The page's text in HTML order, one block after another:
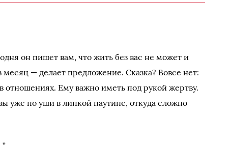
он пишет вам, что жить без вас не может и
— делает предложение. Сказка? Вовсе нет:
Ему важно иметь под рукой жертву.
уже по уши в липкой паутине, откуда сложно